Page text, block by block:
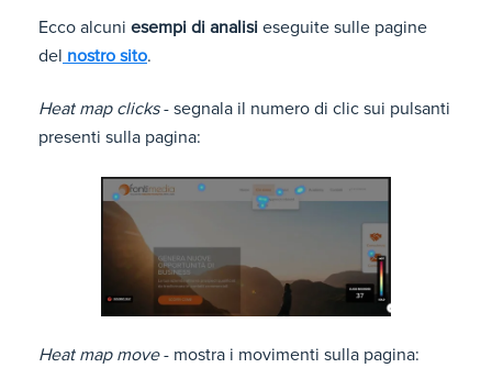
Ecco alcuni esempi di analisi eseguite sulle pagine
del nostro sito.
Heat map clicks- segnala il numero di clic sui pulsanti
presenti sulla pagina:
Heat map move- mostra i movimenti sulla pagina: